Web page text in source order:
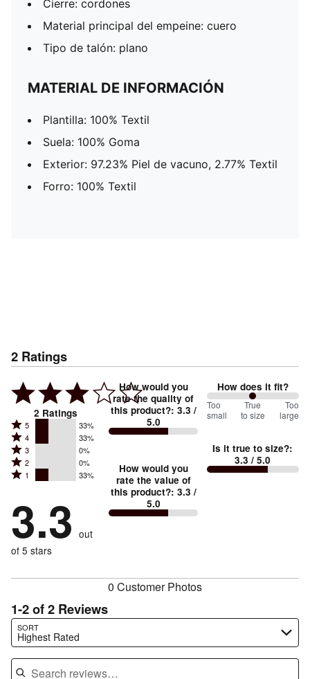
Cierre: cordones
Material principal del empeine: cuero
Tipo de talón: plano
MATERIAL DE INFORMACIÓN
Plantilla: 100% Textil
Suela: 100% Goma
Exterior: 97.23% Piel de vacuno, 2.77% Textil
Forro: 100% Textil
2 Ratings
2 Ratings
Rated
5
stars
by
of
reviewers
5 33%
Rated
4
stars
by
of
reviewers
4 33%
Rated
3
stars
0%
of
reviewers
3 0%
Rated
2
by
0%
of
reviewers
2 0%
Rated
stars
by
33%
of
1 33%
3.3 out
of 5 stars
How would you
rate the quality of
this product?: 3.3 /
5.0
How would you
rate the value of
this product?: 3.3 /
5.0
How does it fit?
100
between
small
and
Too
small
True
to size
Too
large
Is it true to size?:
3.3 / 5.0
0 Customer Photos
1-2 of 2 Reviews
SORT
Highest Rated
Search reviews…